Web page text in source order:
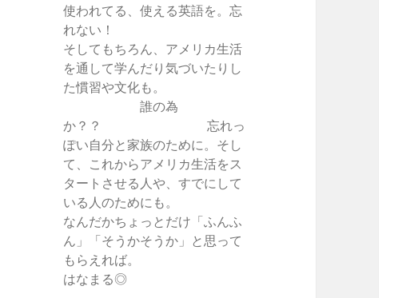
使われてる、使える英語を。忘
れない！
そしてもちろん、アメリカ生活
を通して学んだり気づいたりし
た慣習や文化も。
誰の為
か？？ 忘れっ
ぽい自分と家族のために。そし
て、これからアメリカ生活をス
タートさせる人や、すでにして
いる人のためにも。
なんだかちょっとだけ「ふんふ
ん」「そうかそうか」と思って
もらえれば。
はなまる◎